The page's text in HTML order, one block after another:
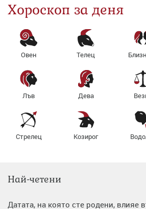
Хороскоп за деня
Овен Телец
Лъв Дева
Стрелец Козирог
Най-четени
Датата, на която сте родени, влияе